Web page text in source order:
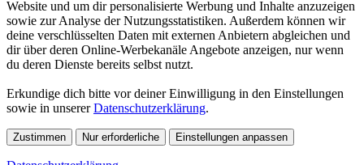
Website und um dir personalisierte Werbung und Inhalte anzuzeigen
sowie zur Analyse der Nutzungsstatistiken. Außerdem können wir
deine verschlüsselten Daten mit externen Anbietern abgleichen und
dir über deren Online-Werbekanäle Angebote anzeigen, nur wenn
du deren Dienste bereits selbst nutzt.
Erkundige dich bitte vor deiner Einwilligung in den Einstellungen
sowie in unsererDatenschutzerklärung.
Zustimmen Nur erforderliche Einstellungen anpassen